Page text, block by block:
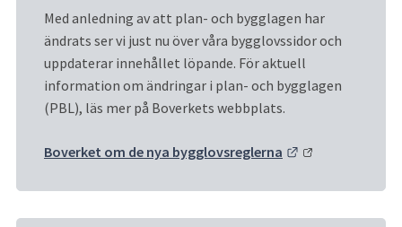
Med anledning av att plan- och bygglagen har
ändrats ser vi just nu över våra bygglovssidor och
uppdaterar innehållet löpande. För aktuell
information om ändringar i plan- och bygglagen
(PBL), läs mer på Boverkets webbplats.
Boverket om de nya bygglovsreglerna Länk till annan